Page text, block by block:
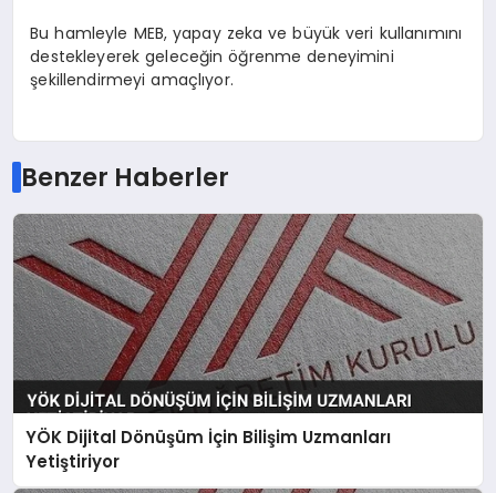
Bu hamleyle MEB, yapay zeka ve büyük veri kullanımını
destekleyerek geleceğin öğrenme deneyimini
şekillendirmeyi amaçlıyor.
Benzer Haberler
YÖK Dijital Dönüşüm İçin Bilişim Uzmanları
Yetiştiriyor